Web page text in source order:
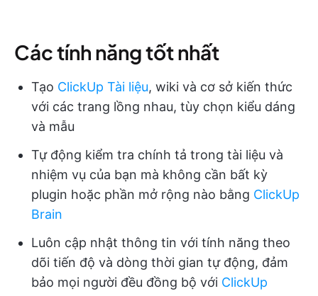
Các tính năng tốt nhất
Tạo ClickUp Tài liệu, wiki và cơ sở kiến thức
với các trang lồng nhau, tùy chọn kiểu dáng
và mẫu
Tự động kiểm tra chính tả trong tài liệu và
nhiệm vụ của bạn mà không cần bất kỳ
plugin hoặc phần mở rộng nào bằng ClickUp
Brain
Luôn cập nhật thông tin với tính năng theo
dõi tiến độ và dòng thời gian tự động, đảm
bảo mọi người đều đồng bộ với ClickUp